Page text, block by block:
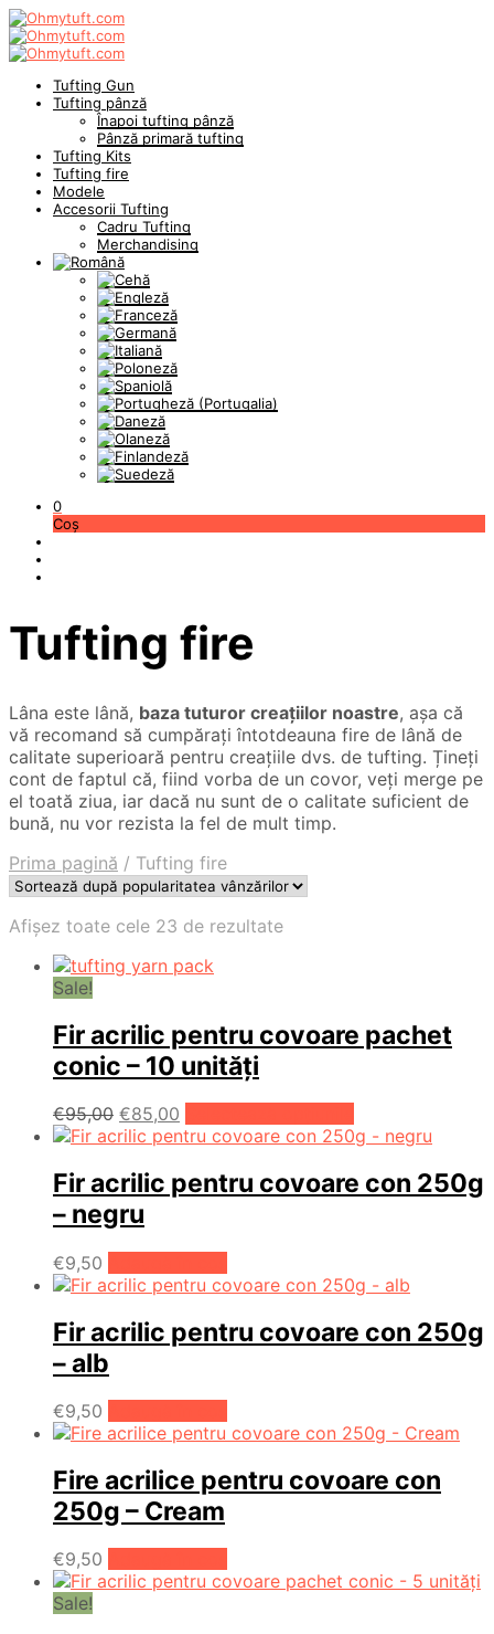
Tufting Gun
Tufting pânză
Înapoi tufting pânză
Pânză primară tufting
Tufting Kits
Tufting fire
Modele
Accesorii Tufting
Cadru Tufting
Merchandising
0
Coș
Tufting fire
Lâna este lână, baza tuturor creațiilor noastre, așa că
vă recomand să cumpărați întotdeauna fire de lână de
calitate superioară pentru creațiile dvs. de tufting. Țineți
cont de faptul că, fiind vorba de un covor, veți merge pe
el toată ziua, iar dacă nu sunt de o calitate suficient de
bună, nu vor rezista la fel de mult timp.
Prima pagină / Tufting fire
Afișez toate cele 23 de rezultateSortat
Sale!
Fir acrilic pentru covoare pachet
conic – 10 unități
€95,00 Prețul
inițial
fost:
€95,00.
€85,00
curent
€85,00.
produs
mai
multe
fi
în
Fir acrilic pentru covoare con 250g
– negru
€9,50
Fir acrilic pentru covoare con 250g
– alb
€9,50
Fire acrilice pentru covoare con
250g – Cream
€9,50
Sale!